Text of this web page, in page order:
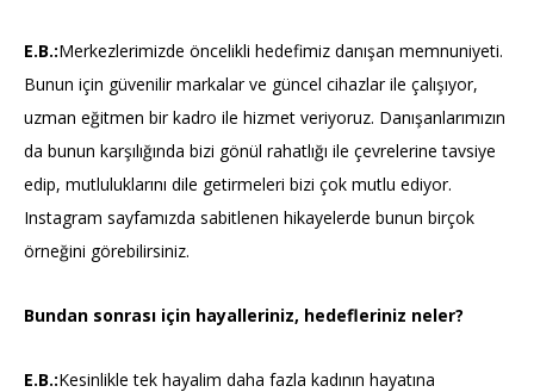
E.B.:Merkezlerimizde öncelikli hedefimiz danışan memnuniyeti.
Bunun için güvenilir markalar ve güncel cihazlar ile çalışıyor,
uzman eğitmen bir kadro ile hizmet veriyoruz. Danışanlarımızın
da bunun karşılığında bizi gönül rahatlığı ile çevrelerine tavsiye
edip, mutluluklarını dile getirmeleri bizi çok mutlu ediyor.
Instagram sayfamızda sabitlenen hikayelerde bunun birçok
örneğini görebilirsiniz.
Bundan sonrası için hayalleriniz, hedefleriniz neler?
E.B.:Kesinlikle tek hayalim daha fazla kadının hayatına